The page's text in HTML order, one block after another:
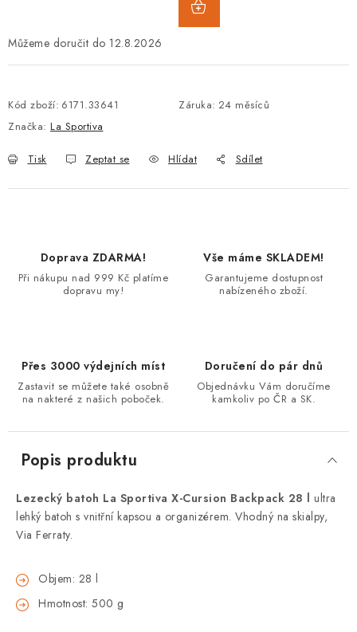
12.8.2026
Kód zboží: 6171.33641 Záruka: 24 měsíců
Značka: La Sportiva
Tisk Zeptat se Hlídat Sdílet
Doprava ZDARMA!
Při nákupu nad 999 Kč platíme
dopravu my!
Vše máme SKLADEM!
Garantujeme dostupnost
nabízeného zboží.
Přes 3000 výdejních míst
Zastavit se můžete také osobně
na nakteré z našich poboček.
Doručení do pár dnů
Objednávku Vám doručíme
kamkoliv po ČR a SK.
Popis produktu
Lezecký batoh La Sportiva X-Cursion Backpack 28 l ultra
lehký batoh s vnitřní kapsou a organizérem. Vhodný na skialpy,
Via Ferraty.
Objem: 28 l
Hmotnost: 500 g